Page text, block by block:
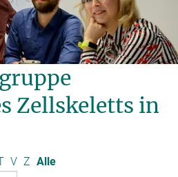
Zellskeletts in
V Z Alle